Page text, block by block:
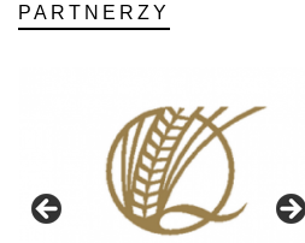
PARTNERZY